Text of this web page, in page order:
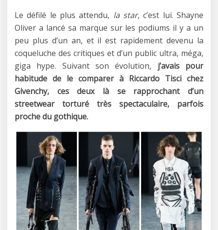
Le défilé le plus attendu, la star, c’est lui. Shayne
Oliver a lancé sa marque sur les podiums il y a un
peu plus d’un an, et il est rapidement devenu la
coqueluche des critiques et d’un public ultra, méga,
giga hype. Suivant son évolution, j’avais pour
habitude de le comparer à Riccardo Tisci chez
Givenchy, ces deux là se rapprochant d’un
streetwear torturé très spectaculaire, parfois
proche du gothique.